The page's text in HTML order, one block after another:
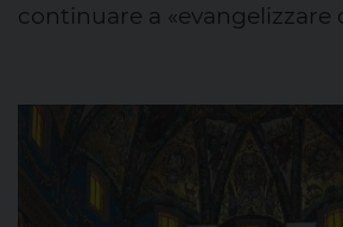
continuare a «evangelizzare